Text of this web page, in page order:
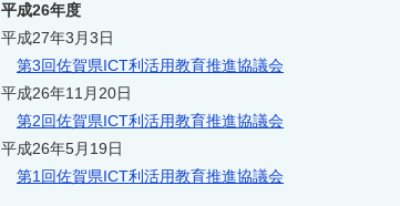
平成26年度
平成27年3月3日
第3回佐賀県ICT利活用教育推進協議会
平成26年11月20日
第2回佐賀県ICT利活用教育推進協議会
平成26年5月19日
第1回佐賀県ICT利活用教育推進協議会